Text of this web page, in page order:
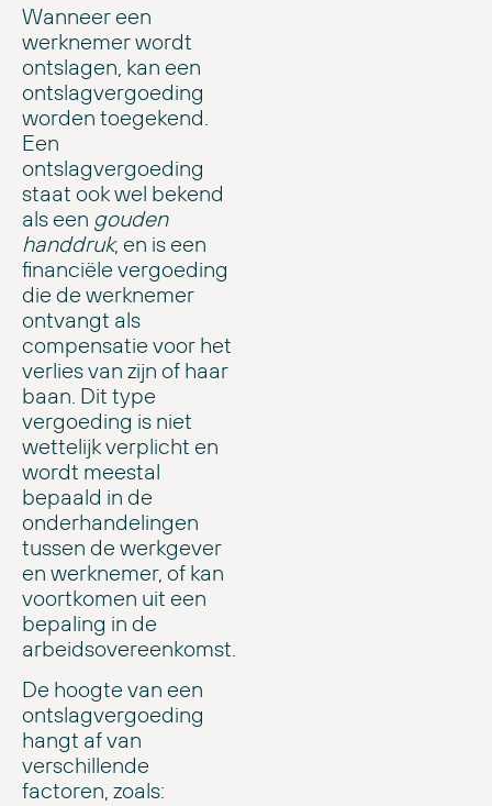
Wanneer een
werknemer wordt
ontslagen, kan een
ontslagvergoeding
worden toegekend.
Een
ontslagvergoeding
staat ook wel bekend
als een gouden
handdruk, en is een
financiële vergoeding
die de werknemer
ontvangt als
compensatie voor het
verlies van zijn of haar
baan. Dit type
vergoeding is niet
wettelijk verplicht en
wordt meestal
bepaald in de
onderhandelingen
tussen de werkgever
en werknemer, of kan
voortkomen uit een
bepaling in de
arbeidsovereenkomst.
De hoogte van een
ontslagvergoeding
hangt af van
verschillende
factoren, zoals: